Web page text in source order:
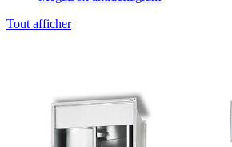
Tout afficher